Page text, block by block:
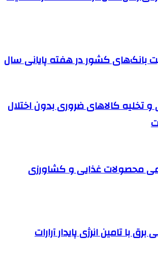
بانک‌های کشور در هفته پایانی سال
و تخلیه کالاهای ضروری بدون اختلال
محصولات غذایی و کشاورزی
با تامین انرژی پایدار آرارات